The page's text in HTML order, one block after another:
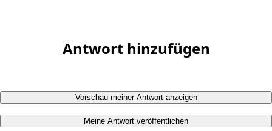
Antwort hinzufügen
Vorschau meiner Antwort anzeigen
Meine Antwort veröffentlichen